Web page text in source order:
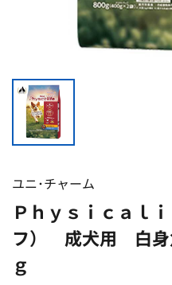
ユニ･チャーム
Ｐｈｙｓｉｃａｌ
フ） 成犬用 白身
ｇ